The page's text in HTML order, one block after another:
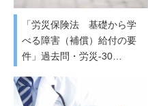
「労災保険法 基礎から学
べる障害（補償）給付の要
件」過去問・労災-30…